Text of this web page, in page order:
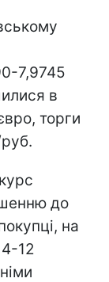
7,9745
в
торги
до
на
12